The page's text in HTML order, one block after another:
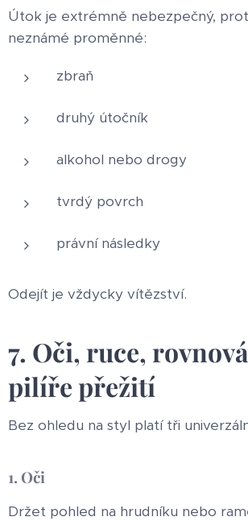
Útok je extrémně nebezpečný,
neznámé proměnné:
zbraň
druhý útočník
alkohol nebo drogy
tvrdý povrch
právní následky
Odejít je vždycky vítězství.
7. Oči, ruce,
pilíře přežití
Bez ohledu na styl platí tři
1. Oči
Držet pohled na hrudníku nebo